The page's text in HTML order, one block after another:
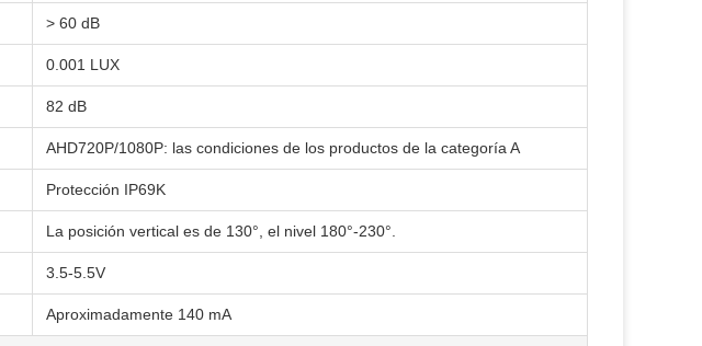
> 60 dB
0.001 LUX
82 dB
AHD720P/1080P: las condiciones de los productos de la categoría A
Protección IP69K
La posición vertical es de 130°, el nivel 180°-230°.
3.5-5.5V
Aproximadamente 140 mA